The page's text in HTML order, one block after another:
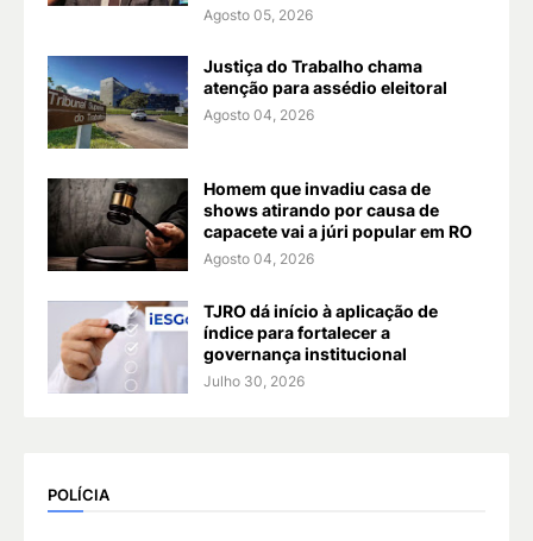
Agosto 05, 2026
Justiça do Trabalho chama
atenção para assédio eleitoral
Agosto 04, 2026
Homem que invadiu casa de
shows atirando por causa de
capacete vai a júri popular em RO
Agosto 04, 2026
TJRO dá início à aplicação de
índice para fortalecer a
governança institucional
Julho 30, 2026
POLÍCIA